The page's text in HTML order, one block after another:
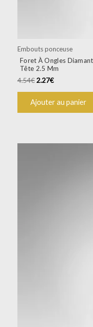
Embouts ponceuse
Foret À Ongles
Tête 2.5 Mm
4.54€2.27€
Ajouter au panier